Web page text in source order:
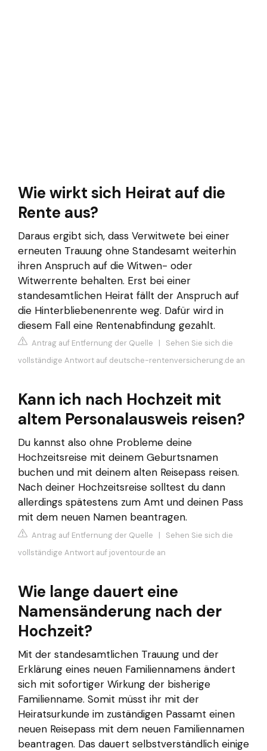
Wie wirkt sich Heirat auf die
Rente aus?
Daraus ergibt sich, dass Verwitwete bei einer
erneuten Trauung ohne Standesamt weiterhin
ihren Anspruch auf die Witwen- oder
Witwerrente behalten. Erst bei einer
standesamtlichen Heirat fällt der Anspruch auf
die Hinterbliebenenrente weg. Dafür wird in
diesem Fall eine Rentenabfindung gezahlt.
Antrag auf Entfernung der Quelle | Sehen Sie sich die
vollständige Antwort auf deutsche-rentenversicherung.de an
Kann ich nach Hochzeit mit
altem Personalausweis reisen?
Du kannst also ohne Probleme deine
Hochzeitsreise mit deinem Geburtsnamen
buchen und mit deinem alten Reisepass reisen.
Nach deiner Hochzeitsreise solltest du dann
allerdings spätestens zum Amt und deinen Pass
mit dem neuen Namen beantragen.
Antrag auf Entfernung der Quelle | Sehen Sie sich die
vollständige Antwort auf joventour.de an
Wie lange dauert eine
Namensänderung nach der
Hochzeit?
Mit der standesamtlichen Trauung und der
Erklärung eines neuen Familiennamens ändert
sich mit sofortiger Wirkung der bisherige
Familienname. Somit müsst ihr mit der
Heiratsurkunde im zuständigen Passamt einen
neuen Reisepass mit dem neuen Familiennamen
beantragen. Das dauert selbstverständlich einige